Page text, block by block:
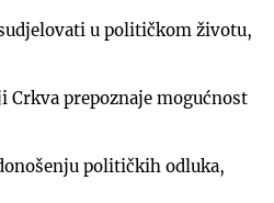
u političkom životu,
Crkva prepoznaje mogućnost
političkih odluka,